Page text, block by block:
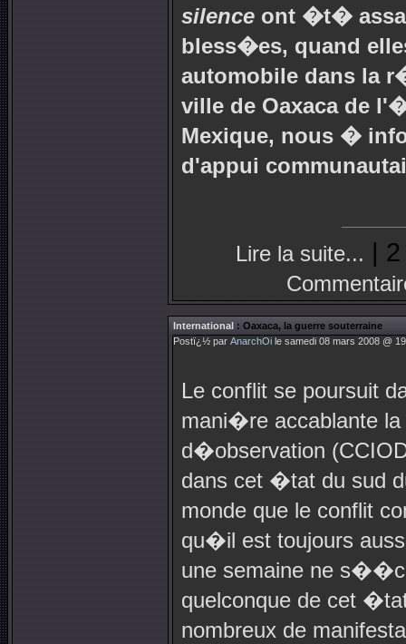
silence ont �t�
bless�es, quand
automobile dans la
ville de Oaxaca de
Mexique, nous �
d'appui
Lire la suite... |
International : Oaxaca, la guerre souterraine
Postï¿½ par AnarchOi le samedi 08 mars 2008 @
Le conflit se poursuit
mani�re accablante la
d�observation
dans cet �tat du sud
monde que le conflit
qu�il est toujours
une semaine ne
quelconque de cet
nombreux de